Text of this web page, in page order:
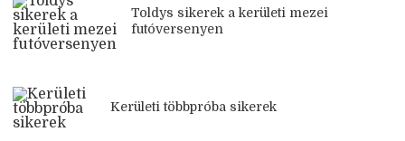
Toldys sikerek a kerületi mezei
futóversenyen
Kerületi többpróba sikerek